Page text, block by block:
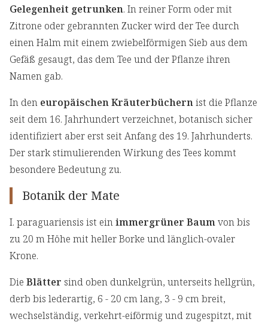
Gelegenheit getrunken. In reiner Form oder mit
Zitrone oder gebrannten Zucker wird der Tee durch
einen Halm mit einem zwiebelförmigen Sieb aus dem
Gefäß gesaugt, das dem Tee und der Pflanze ihren
Namen gab.
In den europäischen Kräuterbüchernist die Pflanze
seit dem 16. Jahrhundert verzeichnet, botanisch sicher
identifiziert aber erst seit Anfang des 19. Jahrhunderts.
Der stark stimulierenden Wirkung des Tees kommt
besondere Bedeutung zu.
Botanik der Mate
I. paraguariensis ist einimmergrüner Baumvon bis
zu 20 m Höhe mit heller Borke und länglich-ovaler
Krone.
Die Blätter sind oben dunkelgrün, unterseits hellgrün,
derb bis lederartig, 6 - 20 cm lang, 3 - 9 cm breit,
wechselständig, verkehrt-eiförmig und zugespitzt, mit